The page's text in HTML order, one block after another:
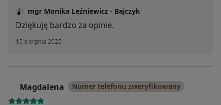
mgr Monika Leźniewicz - Bajczyk
Dziękuję bardzo za opinie.
15 sierpnia 2025
Magdalena Numer telefonu zweryfikowany